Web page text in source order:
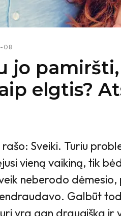
08
jo
elgtis?
Sveiki. Turiu
vieną vaikiną, tik
neberodo
Galbūt
yra gan draugiška ir